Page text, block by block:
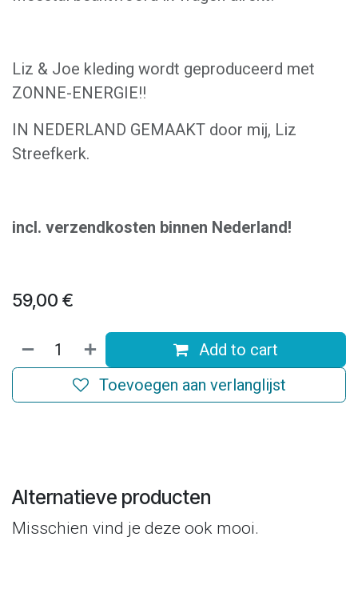
Liz & Joe kleding wordt geproduceerd met
ZONNE-ENERGIE!!
IN NEDERLAND GEMAAKT door mij, Liz
Streefkerk.
incl. verzendkosten binnen Nederland!
59,00 €
Add to cart
Toevoegen aan verlanglijst
Alternatieve producten
Misschien vind je deze ook mooi.